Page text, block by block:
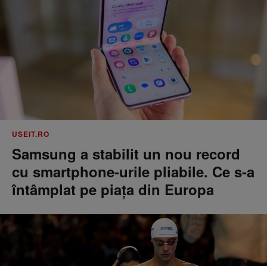
USEIT.RO
Samsung a stabilit un nou record
cu smartphone-urile pliabile. Ce s-a
întâmplat pe piața din Europa